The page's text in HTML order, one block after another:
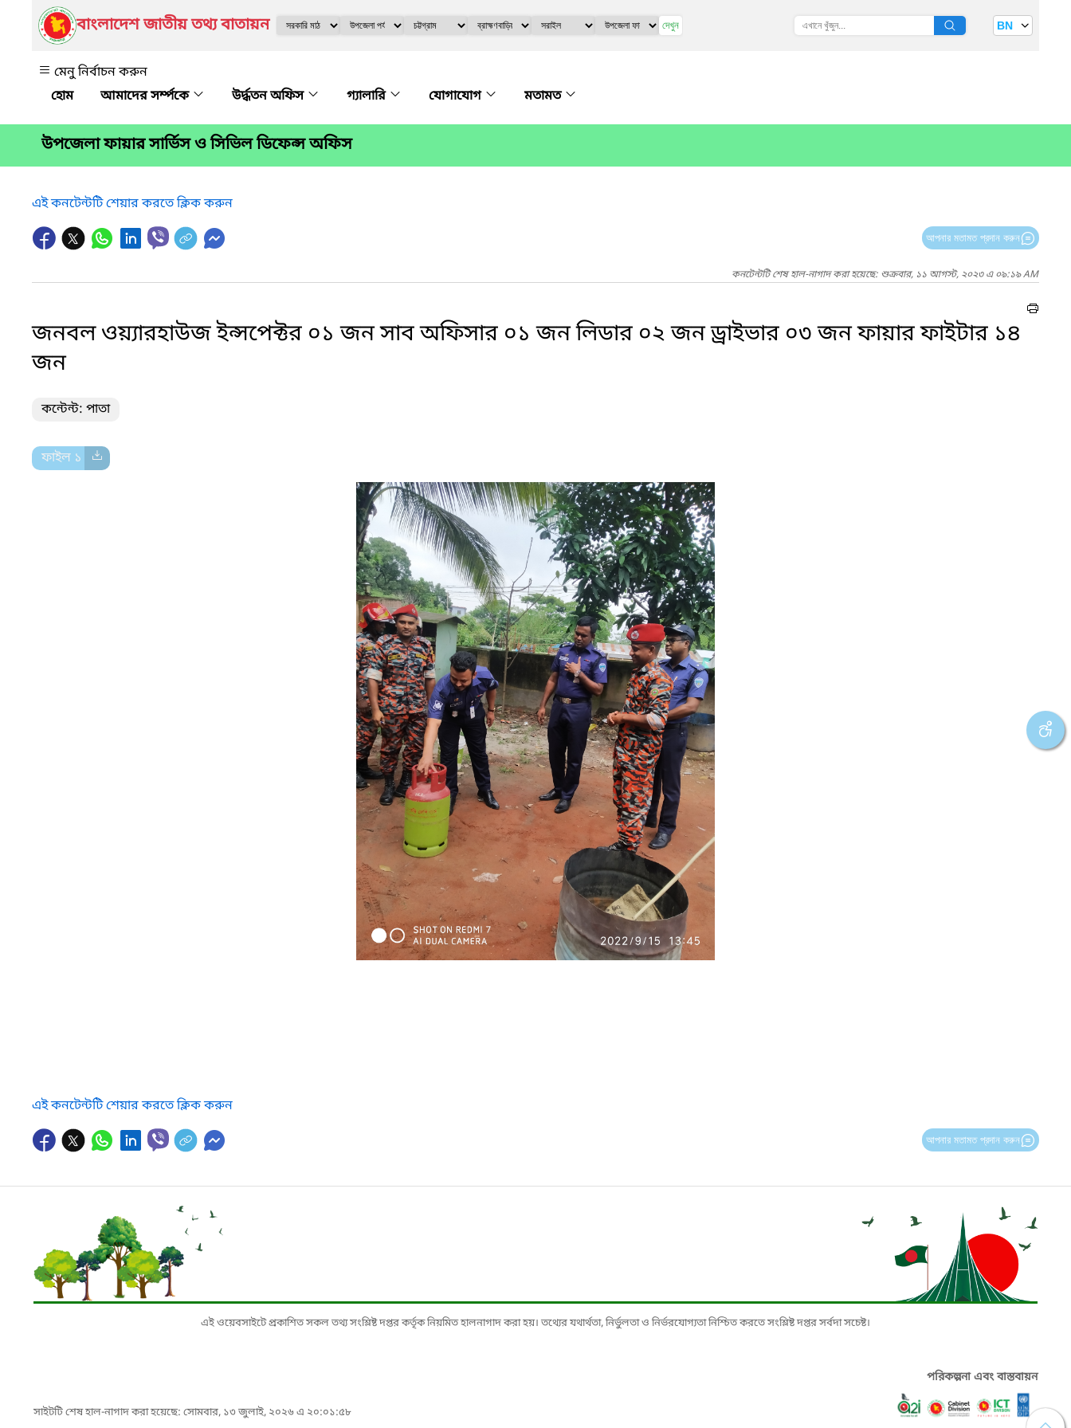
বাংলাদেশ জাতীয় তথ্য বাতায়ন দেখুন BN
মেনু নির্বাচন করুন
আমাদের সর্ম্পকে
উর্দ্ধতন অফিস গ্যালারি যোগাযোগ মতামত
উপজেলা ফায়ার সার্ভিস ও সিভিল ডিফেন্স অফিস
এই কনটেন্টটি শেয়ার করতে ক্লিক করুন
আপনার মতামত প্রদান করুন
কনটেন্টটি শেষ হাল-নাগাদ করা হয়েছে: শুক্রবার, ১১ আগস্ট, ২০২৩ এ ০৯:১৯ AM
জনবল ওয়্যারহাউজ ইন্সপেক্টর ০১ জন সাব অফিসার ০১ জন লিডার ০২ জন ড্রাইভার ০৩ জন ফায়ার ফাইটার ১৪
জন
কন্টেন্ট: পাতা
ফাইল ১
এই কনটেন্টটি শেয়ার করতে ক্লিক করুন
আপনার মতামত প্রদান করুন
এই ওয়েবসাইটে প্রকাশিত সকল তথ্য সংশ্লিষ্ট দপ্তর কর্তৃক নিয়মিত হালনাগাদ করা হয়। তথ্যের যথার্থতা, নির্ভুলতা ও নির্ভরযোগ্যতা নিশ্চিত করতে সংশ্লিষ্ট দপ্তর সর্বদা সচেষ্ট।
সাইটটি শেষ হাল-নাগাদ করা হয়েছে: সোমবার, ১৩ জুলাই, ২০২৬ এ ২০:০১:৫৮
পরিকল্পনা এবং বাস্তবায়ন